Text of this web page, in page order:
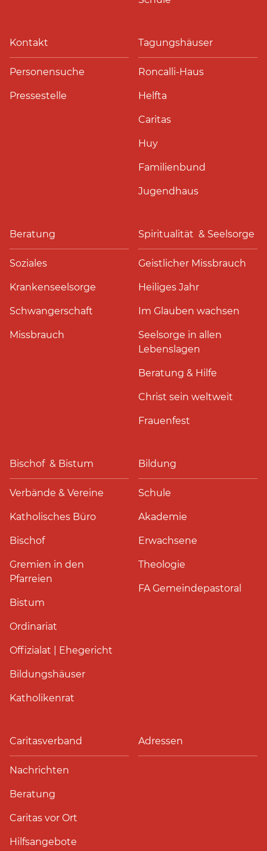
Kontakt
Personensuche
Pressestelle
Tagungshäuser
Roncalli-Haus
Helfta
Caritas
Huy
Familienbund
Jugendhaus
Beratung
Soziales
Krankenseelsorge
Schwangerschaft
Missbrauch
Spiritualität & Seelsorge
Geistlicher Missbrauch
Heiliges Jahr
Im Glauben wachsen
Seelsorge in allen
Lebenslagen
Beratung & Hilfe
Christ sein weltweit
Frauenfest
Bischof & Bistum
Verbände & Vereine
Katholisches Büro
Bischof
Gremien in den
Pfarreien
Bistum
Ordinariat
Offizialat | Ehegericht
Bildungshäuser
Katholikenrat
Bildung
Schule
Akademie
Erwachsene
Theologie
FA Gemeindepastoral
Caritasverband
Nachrichten
Beratung
Caritas vor Ort
Hilfsangebote
Adressen